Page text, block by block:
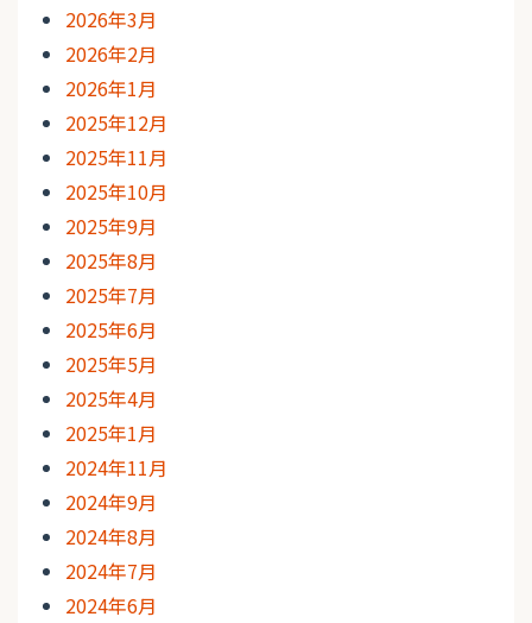
2026年3月
2026年2月
2026年1月
2025年12月
2025年11月
2025年10月
2025年9月
2025年8月
2025年7月
2025年6月
2025年5月
2025年4月
2025年1月
2024年11月
2024年9月
2024年8月
2024年7月
2024年6月